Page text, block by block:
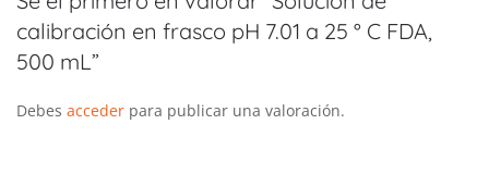
calibración en frasco pH 7.01 a 25 ° C FDA,
500 mL”
Debes acceder para publicar una valoración.